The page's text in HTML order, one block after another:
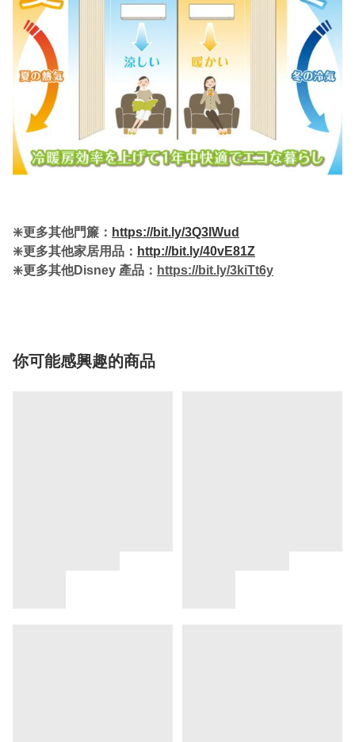
❇️更多其他門簾： https://bit.ly/3Q3lWud
❇️更多其他家居用品： http://bit.ly/40vE81Z
❇️更多其他Disney 產品： https://bit.ly/3kiTt6y
你可能感興趣的商品